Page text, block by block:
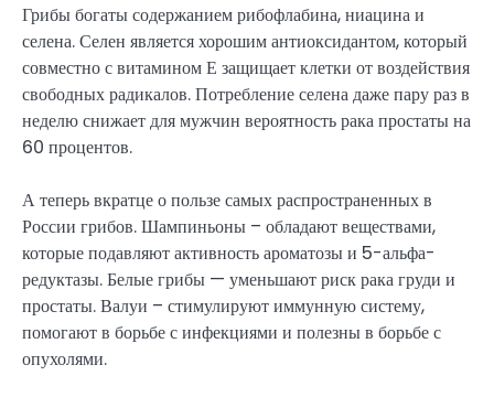
Грибы богаты содержанием рибофлабина, ниацина и
селена. Селен является хорошим антиоксидантом, который
совместно с витамином Е защищает клетки от воздействия
свободных радикалов. Потребление селена даже пару раз в
неделю снижает для мужчин вероятность рака простаты на
60 процентов.
А теперь вкратце о пользе самых распространенных в
России грибов. Шампиньоны – обладают веществами,
которые подавляют активность ароматозы и 5-альфа-
редуктазы. Белые грибы — уменьшают риск рака груди и
простаты. Валуи – стимулируют иммунную систему,
помогают в борьбе с инфекциями и полезны в борьбе с
опухолями.